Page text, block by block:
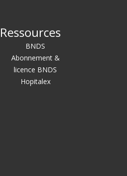
Ressources
BNDS
Abonnement &
licence BNDS
Hopitalex